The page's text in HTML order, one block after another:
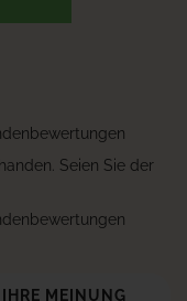
Seien Sie der
IHRE MEINUNG